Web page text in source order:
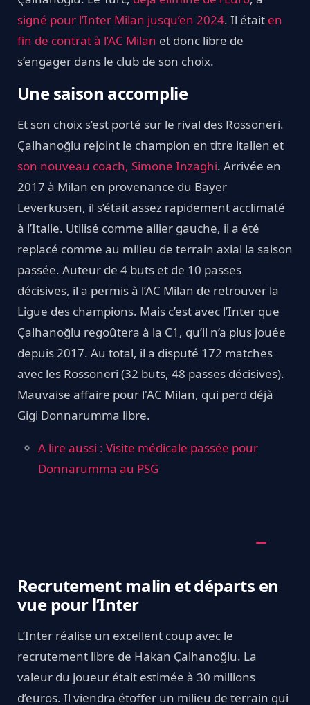
signé pour l’Inter Milan jusqu’en 2024. Il était en
fin de contrat à l’AC Milan et donc libre de
s’engager dans le club de son choix.
Une saison accomplie
Et son choix s’est porté sur le rival des Rossoneri.
Çalhanoğlu rejoint le champion en titre italien et
son nouveau coach, Simone Inzaghi. Arrivée en
2017 à Milan en provenance du Bayer
Leverkusen, il s’était assez rapidement acclimaté
à l’Italie. Utilisé comme ailier gauche, il a été
replacé comme au milieu de terrain axial la saison
passée. Auteur de 4 buts et de 10 passes
décisives, il a permis à l’AC Milan de retrouver la
Ligue des champions. Mais c’est avec l’Inter que
Çalhanoğlu regoûtera à la C1, qu’il n’a plus jouée
depuis 2017. Au total, il a disputé 172 matches
avec les Rossoneri (32 buts, 48 passes décisives).
Mauvaise affaire pour l'AC Milan, qui perd déjà
Gigi Donnarumma libre.
A lire aussi : Visite médicale passée pour
Donnarumma au PSG
Recrutement malin et départs en
vue pour l’Inter
L’Inter réalise un excellent coup avec le
recrutement libre de Hakan Çalhanoğlu. La
valeur du joueur était estimée à 30 millions
d’euros. Il viendra étoffer un milieu de terrain qui